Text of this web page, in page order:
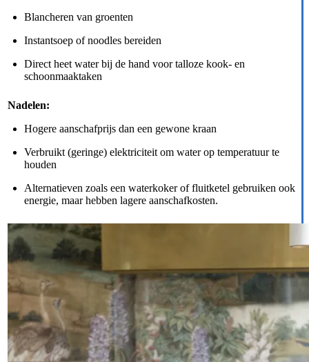
Blancheren van groenten
Instantsoep of noodles bereiden
Direct heet water bij de hand voor talloze kook- en
schoonmaaktaken
Nadelen:
Hogere aanschafprijs dan een gewone kraan
Verbruikt (geringe) elektriciteit om water op temperatuur te
houden
Alternatieven zoals een waterkoker of fluitketel gebruiken ook
energie, maar hebben lagere aanschafkosten.